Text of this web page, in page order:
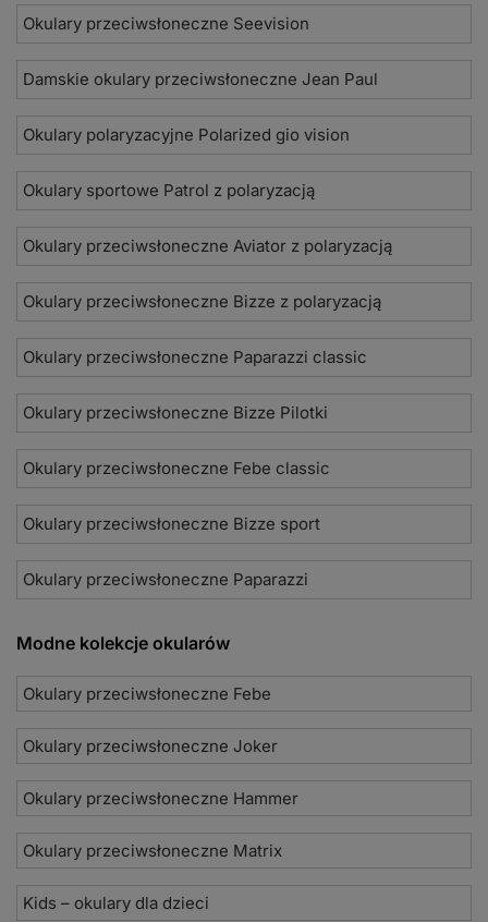
Okulary przeciwsłoneczne Seevision
Damskie okulary przeciwsłoneczne Jean Paul
Okulary polaryzacyjne Polarized gio vision
Okulary sportowe Patrol z polaryzacją
Okulary przeciwsłoneczne Aviator z polaryzacją
Okulary przeciwsłoneczne Bizze z polaryzacją
Okulary przeciwsłoneczne Paparazzi classic
Okulary przeciwsłoneczne Bizze Pilotki
Okulary przeciwsłoneczne Febe classic
Okulary przeciwsłoneczne Bizze sport
Okulary przeciwsłoneczne Paparazzi
Modne kolekcje okularów
Okulary przeciwsłoneczne Febe
Okulary przeciwsłoneczne Joker
Okulary przeciwsłoneczne Hammer
Okulary przeciwsłoneczne Matrix
Kids – okulary dla dzieci